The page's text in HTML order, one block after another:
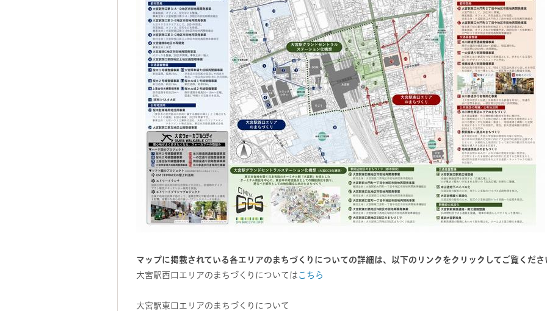
マップに掲載されている各エリアのまちづくりについての詳細は、以下のリンクをクリックしてご覧くださ
大宮駅西口エリアのまちづくりについては こちら
大宮駅東口エリアのまちづくりについて